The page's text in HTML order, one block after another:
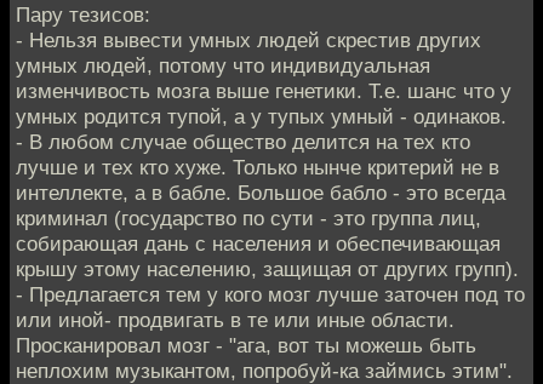
Пару тезисов:
- Нельзя вывести умных людей скрестив других
умных людей, потому что индивидуальная
изменчивость мозга выше генетики. Т.е. шанс что у
умных родится тупой, а у тупых умный - одинаков.
- В любом случае общество делится на тех кто
лучше и тех кто хуже. Только нынче критерий не в
интеллекте, а в бабле. Большое бабло - это всегда
криминал (государство по сути - это группа лиц,
собирающая дань с населения и обеспечивающая
крышу этому населению, защищая от других групп).
- Предлагается тем у кого мозг лучше заточен под то
или иной- продвигать в те или иные области.
Просканировал мозг - "ага, вот ты можешь быть
неплохим музыкантом, попробуй-ка займись этим".